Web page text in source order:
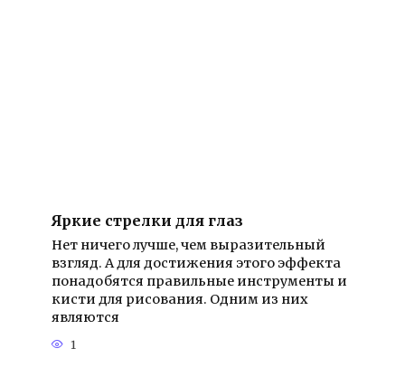
Яркие стрелки для глаз
Нет ничего лучше, чем выразительный
взгляд. А для достижения этого эффекта
понадобятся правильные инструменты и
кисти для рисования. Одним из них
являются
1